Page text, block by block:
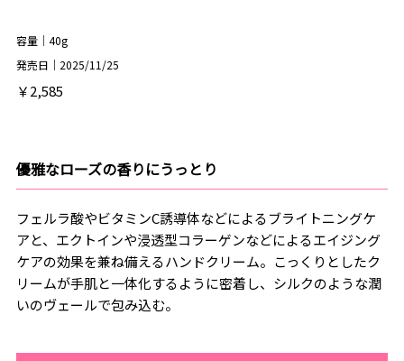
容量｜40g
発売日｜2025/11/25
￥2,585
優雅なローズの香りにうっとり
フェルラ酸やビタミンC誘導体などによるブライトニングケ
アと、エクトインや浸透型コラーゲンなどによるエイジング
ケアの効果を兼ね備えるハンドクリーム。こっくりとしたク
リームが手肌と一体化するように密着し、シルクのような潤
いのヴェールで包み込む。